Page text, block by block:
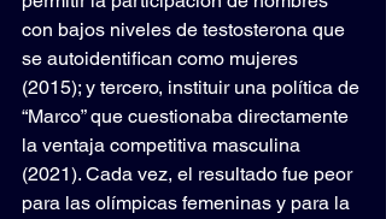
con bajos niveles de testosterona que
se autoidentifican como mujeres
(2015); y tercero, instituir una política de
“Marco” que cuestionaba directamente
la ventaja competitiva masculina
(2021). Cada vez, el resultado fue peor
para las olímpicas femeninas y para la